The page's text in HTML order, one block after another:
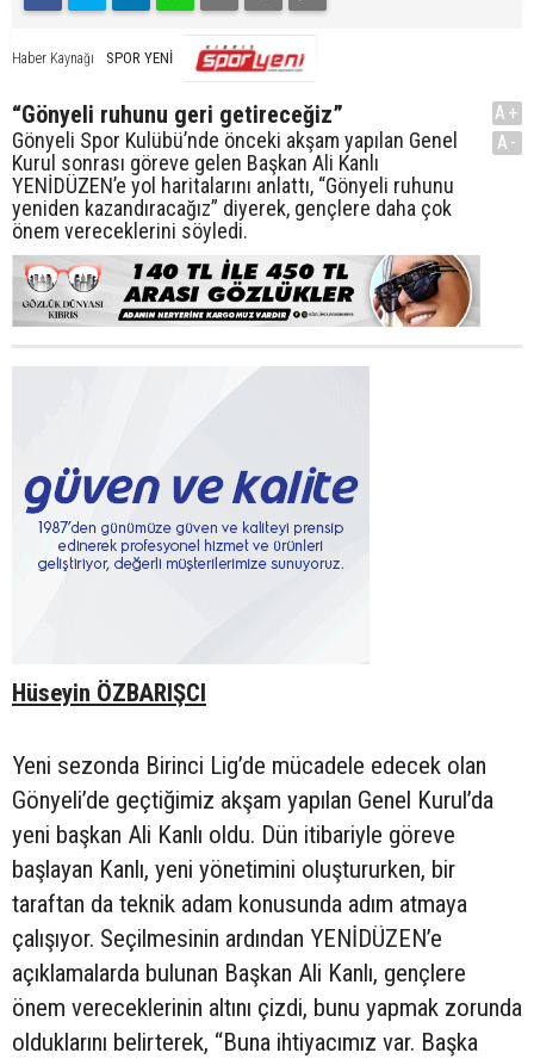
Haber Kaynağı SPOR YENİ
“Gönyeli ruhunu geri getireceğiz”
Gönyeli Spor Kulübü’nde önceki akşam yapılan Genel
Kurul sonrası göreve gelen Başkan Ali Kanlı
YENİDÜZEN’e yol haritalarını anlattı, “Gönyeli ruhunu
yeniden kazandıracağız” diyerek, gençlere daha çok
önem vereceklerini söyledi.
A+
A-
Hüseyin ÖZBARIŞCI
Yeni sezonda Birinci Lig’de mücadele edecek olan
Gönyeli’de geçtiğimiz akşam yapılan Genel Kurul’da
yeni başkan Ali Kanlı oldu. Dün itibariyle göreve
başlayan Kanlı, yeni yönetimini oluştururken, bir
taraftan da teknik adam konusunda adım atmaya
çalışıyor. Seçilmesinin ardından YENİDÜZEN’e
açıklamalarda bulunan Başkan Ali Kanlı, gençlere
önem vereceklerinin altını çizdi, bunu yapmak zorunda
olduklarını belirterek, “Buna ihtiyacımız var. Başka